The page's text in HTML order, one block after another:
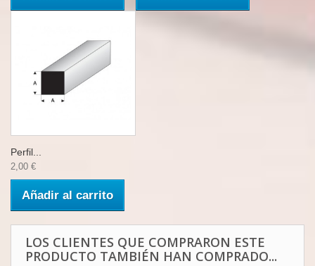
Perfil...
2,00 €
Añadir al carrito
LOS CLIENTES QUE COMPRARON ESTE
PRODUCTO TAMBIÉN HAN COMPRADO...